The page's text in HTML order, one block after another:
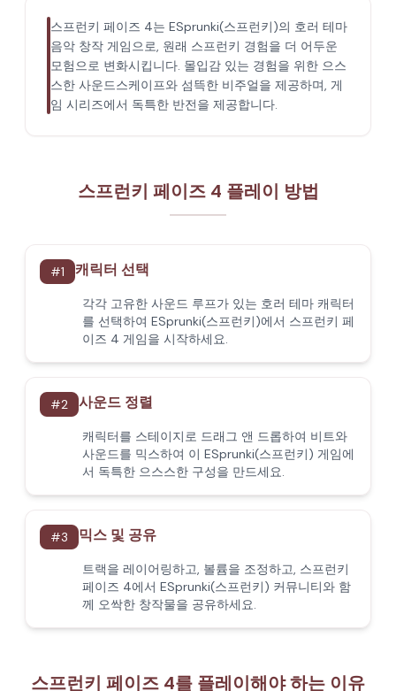
스프런키 페이즈 4는 ESprunki(스프런키)의 호러 테마
음악 창작 게임으로, 원래 스프런키 경험을 더 어두운
모험으로 변화시킵니다. 몰입감 있는 경험을 위한 으스
스한 사운드스케이프와 섬뜩한 비주얼을 제공하며, 게
임 시리즈에서 독특한 반전을 제공합니다.
스프런키 페이즈 4 플레이 방법
#1 캐릭터 선택
각각 고유한 사운드 루프가 있는 호러 테마 캐릭터
를 선택하여 ESprunki(스프런키)에서 스프런키 페
이즈 4 게임을 시작하세요.
#2 사운드 정렬
캐릭터를 스테이지로 드래그 앤 드롭하여 비트와
사운드를 믹스하여 이 ESprunki(스프런키) 게임에
서 독특한 으스스한 구성을 만드세요.
#3 믹스 및 공유
트랙을 레이어링하고, 볼륨을 조정하고, 스프런키
페이즈 4에서 ESprunki(스프런키) 커뮤니티와 함
께 오싹한 창작물을 공유하세요.
스프런키 페이즈 4를 플레이해야 하는 이유